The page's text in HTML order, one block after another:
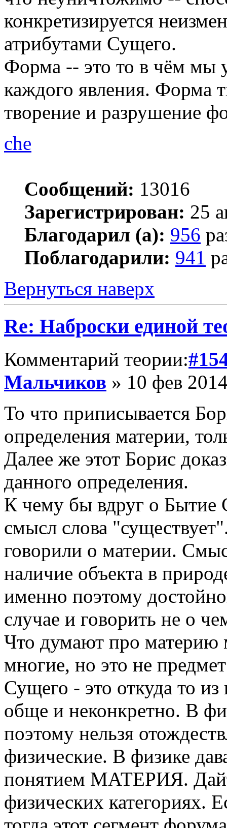
конкретизируется
атрибутами Сущего.
Форма -- это то в чём мы
каждого явления. Форма
творение и разрушение
che
Сообщений: 13016
Зарегистрирован: 25
Благодарил (а): 956
Поблагодарили: 941
Вернуться наверх
Re: Наброски единой
Комментарий теории:
Мальчиков » 10 фев
То что приписывается
определения материи,
Далее же этот Борис
данного определения.
К чему бы вдруг о Бытие
смысл слова
говорили о материи.
наличие объекта в
именно поэтому
случае и говорить не о
Что думают про материю
многие, но это не
Сущего - это откуда то
обще и неконкретно. В
поэтому нельзя
физические. В физике
понятием МАТЕРИЯ.
физических категориях.